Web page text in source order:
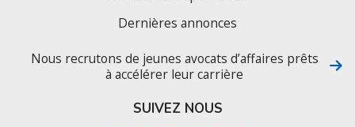
Dernières annonces
Nous recrutons de jeunes avocats d’affaires prêts
à accélérer leur carrière
SUIVEZ NOUS